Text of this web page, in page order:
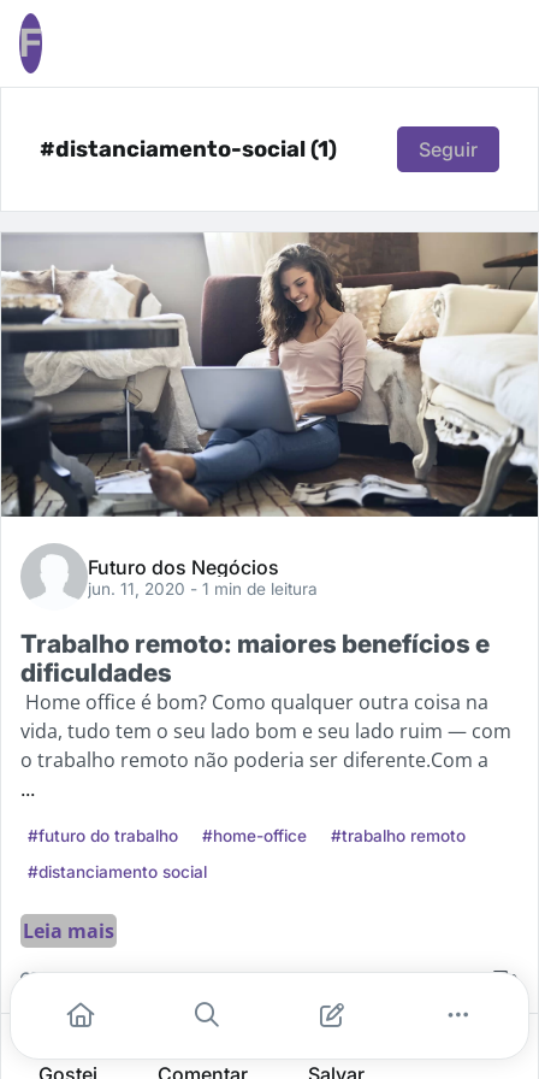
F
#distanciamento-social (1) Seguir
Futuro dos Negócios
jun. 11, 2020 - 1 min de leitura
Trabalho remoto: maiores benefícios e
dificuldades
Home office é bom? Como qualquer outra coisa na
vida, tudo tem o seu lado bom e seu lado ruim — com
o trabalho remoto não poderia ser diferente.Com a
...
#futuro do trabalho #home-office
#trabalho remoto
#distanciamento social
Leia mais
0
Gostei Comentar Salvar